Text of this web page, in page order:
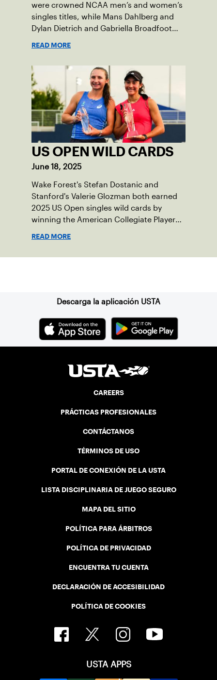
were crowned NCAA men’s and women’s
singles titles, while Mans Dahlberg and
Dylan Dietrich and Gabriella Broadfoot
READ MORE
US OPEN WILD CARDS
June 18, 2025
Wake Forest's Stefan Dostanic and
Stanford's Valerie Glozman both earned
2025 US Open singles wild cards by
winning the American Collegiate Player
READ MORE
Descarga la aplicación USTA
CAREERS
PRÁCTICAS PROFESIONALES
CONTÁCTANOS
TÉRMINOS DE USO
PORTAL DE CONEXIÓN DE LA USTA
LISTA DISCIPLINARIA DE JUEGO SEGURO
MAPA DEL SITIO
POLÍTICA PARA ÁRBITROS
POLÍTICA DE PRIVACIDAD
ENCUENTRA TU CUENTA
DECLARACIÓN DE ACCESIBILIDAD
POLÍTICA DE COOKIES
USTA APPS